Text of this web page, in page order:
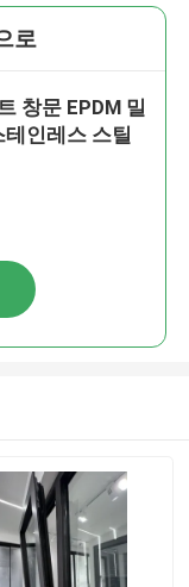
로
창문 EPDM 밀
인레스 스틸